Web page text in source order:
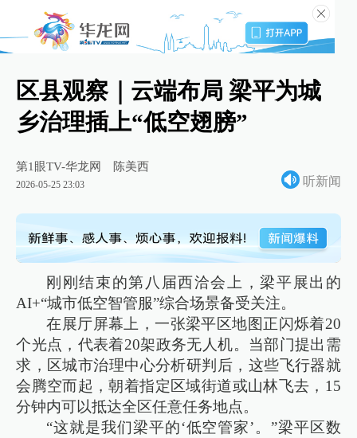
区县观察｜云端布局 梁平为城
乡治理插上“低空翅膀”
第1眼TV-华龙网 陈美西
2026-05-25 23:03 听新闻
刚刚结束的第八届西洽会上，梁平展出的
AI+“城市低空智管服”综合场景备受关注。
在展厅屏幕上，一张梁平区地图正闪烁着20
个光点，代表着20架政务无人机。当部门提出需
求，区城市治理中心分析研判后，这些飞行器就
会腾空而起，朝着指定区域街道或山林飞去，15
分钟内可以抵达全区任意任务地点。
“这就是我们梁平的‘低空管家’。”梁平区数